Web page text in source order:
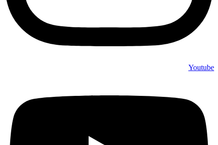
Youtube